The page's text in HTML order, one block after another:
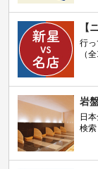
【
行っ
（
岩
日
検索